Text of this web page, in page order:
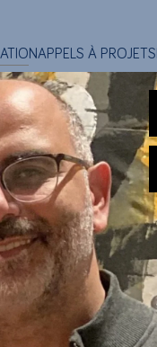
APPELS À PROJETS